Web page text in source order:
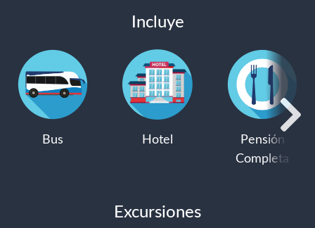
Incluye
Bus Hotel
Pensión
Completa
Excursiones